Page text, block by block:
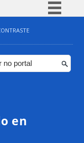
BR
Participe
en